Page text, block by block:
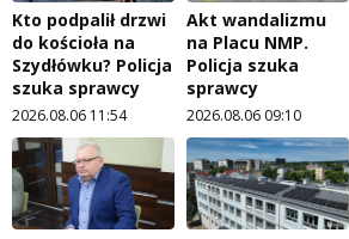
Kto podpalił drzwi
do kościoła na
Szydłówku? Policja
szuka sprawcy
2026.08.06 11:54
Akt wandalizmu
na Placu NMP.
Policja szuka
sprawcy
2026.08.06 09:10